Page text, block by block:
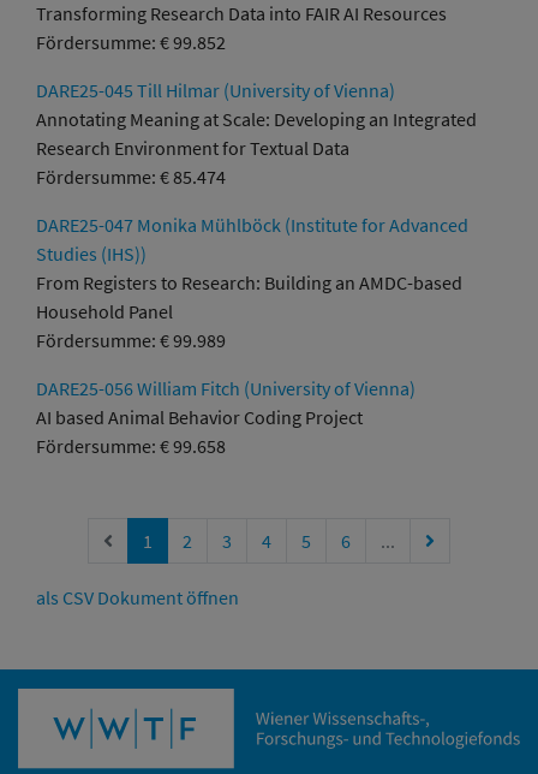
Transforming Research Data into FAIR AI Resources
Fördersumme: € 99.852
DARE25-045 Till Hilmar (University of Vienna)
Annotating Meaning at Scale: Developing an Integrated
Research Environment for Textual Data
Fördersumme: € 85.474
DARE25-047 Monika Mühlböck (Institute for Advanced
Studies (IHS))
From Registers to Research: Building an AMDC-based
Household Panel
Fördersumme: € 99.989
DARE25-056 William Fitch (University of Vienna)
AI based Animal Behavior Coding Project
Fördersumme: € 99.658
Vorherige Seite
1 2 3 4 5 6 ... Nächste Seite
als CSV Dokument öffnen